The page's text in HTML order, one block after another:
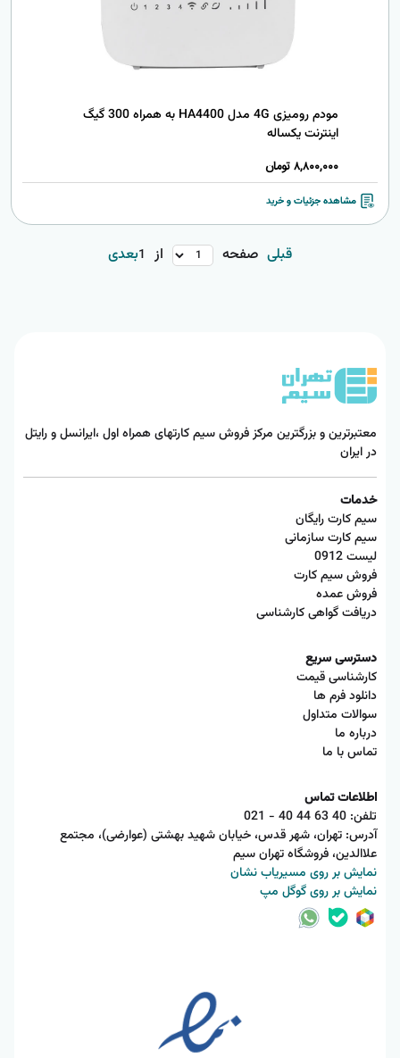
مودم رومیزی 4G مدل HA4400 به همراه 300 گیگ
اینترنت یکساله
8,800,000 تومان
مشاهده جزئیات و خرید
قبلی صفحه از 1بعدی
معتبرترین و بزرگترین مرکز فروش سیم کارتهای همراه اول ،ایرانسل و رایتل
در ایران
خدمات
سیم کارت رایگان
سیم کارت سازمانی
لیست 0912
فروش سیم کارت
فروش عمده
دریافت گواهی کارشناسی
دسترسی سریع
کارشناسی قیمت
دانلود فرم ها
سوالات متداول
درباره ما
تماس با ما
اطلاعات تماس
تلفن: 021 - 40 44 63 40
آدرس: تهران، شهر قدس، خیابان شهید بهشتی (عوارضی)، مجتمع
علاالدین، فروشگاه تهران سیم
نمایش بر روی مسیریاب نشان
نمایش بر روی گوگل مپ